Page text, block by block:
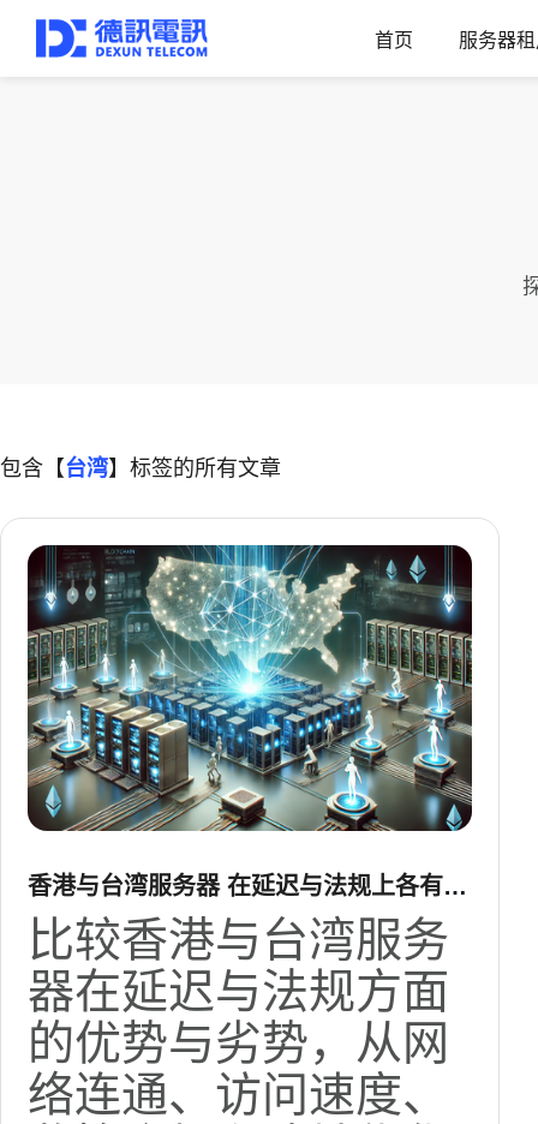
首页 服务器
包含【台湾】标签的所有文章
香港与台湾服务器 在延迟与法规上各有什
么优势与劣势
比较香港与台湾服务
器在延迟与法规方面
的优势与劣势，从网
络连通、访问速度、